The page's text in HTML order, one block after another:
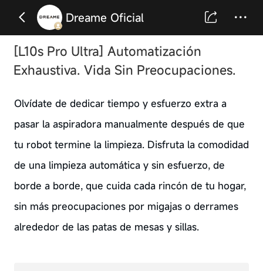
Dreame Oficial
[L10s Pro Ultra] Automatización
Exhaustiva. Vida Sin Preocupaciones.
Olvídate de dedicar tiempo y esfuerzo extra a
pasar la aspiradora manualmente después de que
tu robot termine la limpieza. Disfruta la comodidad
de una limpieza automática y sin esfuerzo, de
borde a borde, que cuida cada rincón de tu hogar,
sin más preocupaciones por migajas o derrames
alrededor de las patas de mesas y sillas.